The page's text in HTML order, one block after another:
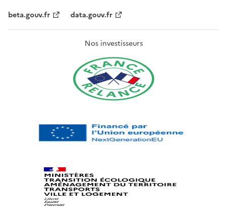
beta.gouv.fr
data.gouv.fr
Nos investisseurs